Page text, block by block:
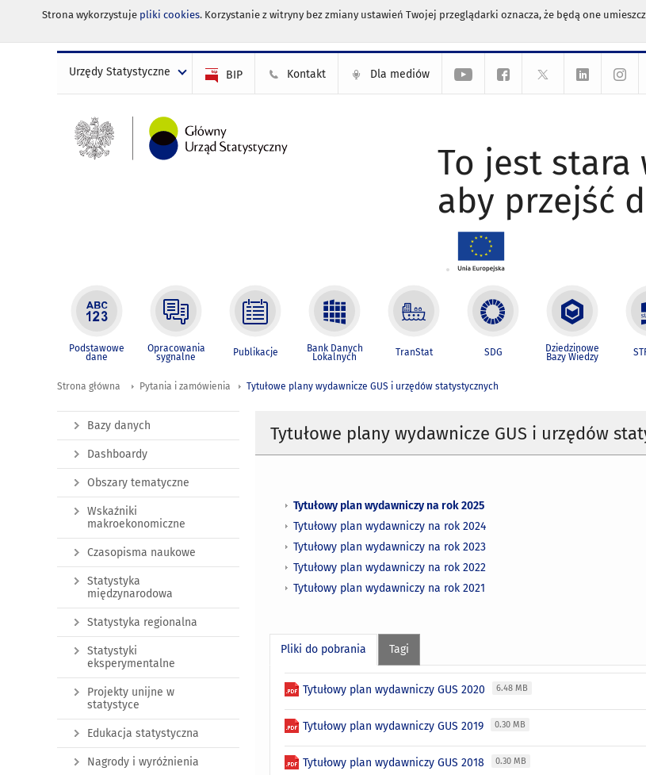
Strona wykorzystuje pliki cookies. Korzystanie z witryny bez zmiany ustawień Twojej przeglądarki oznacza, że będą one
Urzędy Statystyczne BIP Kontakt Dla mediów
To jest
aby przejść
Podstawowe
dane
Opracowania
sygnalne Publikacje Bank Danych
Lokalnych TranStat SDG Dziedzinowe
Bazy Wiedzy
Strona główna Pytania i zamówienia Tytułowe plany wydawnicze GUS i urzędów statystycznych
Tytułowe plany wydawnicze GUS i urzędów
Tytułowy plan wydawniczy na rok 2025
Tytułowy plan wydawniczy na rok 2024
Tytułowy plan wydawniczy na rok 2023
Tytułowy plan wydawniczy na rok 2022
Tytułowy plan wydawniczy na rok 2021
Pliki do pobrania Tagi
Tytułowy plan wydawniczy GUS 2020 6.48 MB
Tytułowy plan wydawniczy GUS 2019 0.30 MB
Tytułowy plan wydawniczy GUS 2018 0.30 MB
Bazy danych
Dashboardy
Obszary tematyczne
Wskaźniki
makroekonomiczne
Czasopisma naukowe
Statystyka
międzynarodowa
Statystyka regionalna
Statystyki
eksperymentalne
Projekty unijne w
statystyce
Edukacja statystyczna
Nagrody i wyróżnienia